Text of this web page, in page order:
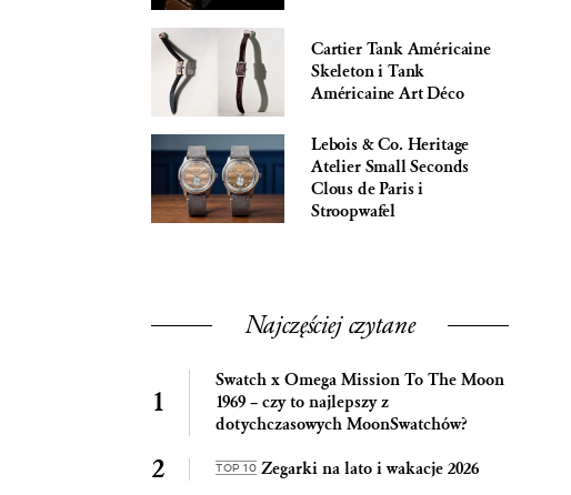
Cartier Tank Américaine
Skeleton i Tank
Américaine Art Déco
Lebois & Co. Heritage
Atelier Small Seconds
Clous de Paris i
Stroopwafel
Najczęściej czytane
Swatch x Omega Mission To The Moon
1969 – czy to najlepszy z
dotychczasowych MoonSwatchów?
TOP 10 Zegarki na lato i wakacje 2026